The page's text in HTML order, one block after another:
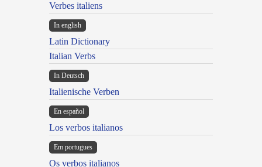
Verbes italiens
In english
Latin Dictionary
Italian Verbs
In Deutsch
Italienische Verben
En español
Los verbos italianos
Em portugues
Os verbos italianos